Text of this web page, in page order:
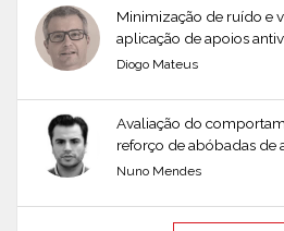
Minimização de ruído e
aplicação de apoios
Diogo Mateus
Avaliação do
reforço de abóbadas de
Nuno Mendes